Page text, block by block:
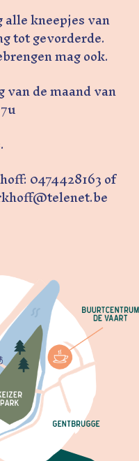
kneepjes van
tot gevorderde.
mag ook.
van de maand van
0474428163 of